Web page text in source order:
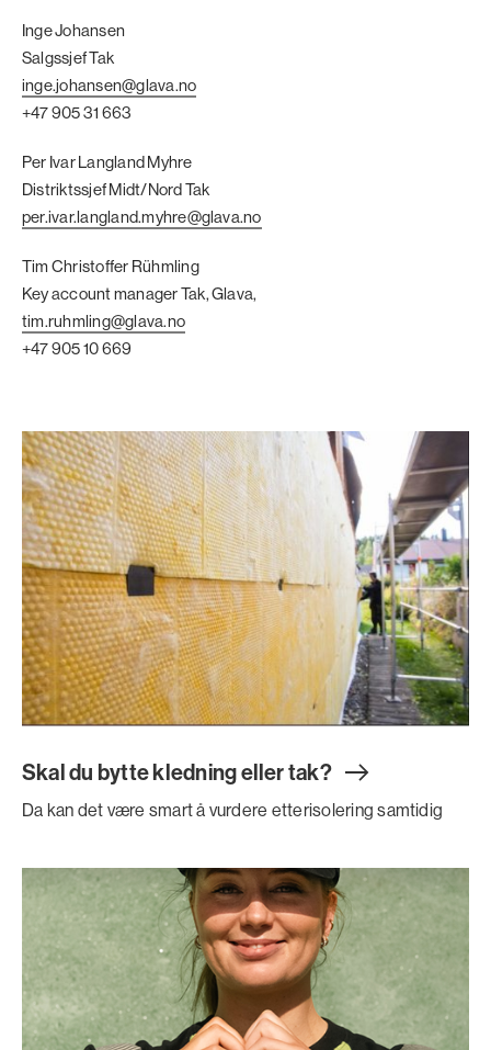
Inge Johansen
Salgssjef Tak
inge.johansen@glava.no
+47 905 31 663
Per Ivar Langland Myhre
Distriktssjef Midt/Nord Tak
per.ivar.langland.myhre@glava.no
Tim Christoffer Rühmling
Key account manager Tak, Glava,
tim.ruhmling@glava.no
+47 905 10 669
Skal du bytte kledning eller tak?
Da kan det være smart å vurdere etterisolering samtidig